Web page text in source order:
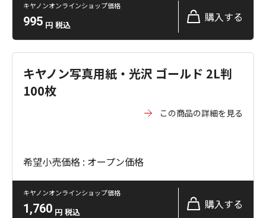
キヤノンオンラインショップ価格
995 円 税込
購入する
キヤノン写真用紙・光沢 ゴールド 2L判
100枚
この商品の詳細を見る
希望小売価格 : オープン価格
キヤノンオンラインショップ価格
1,760 円 税込
購入する